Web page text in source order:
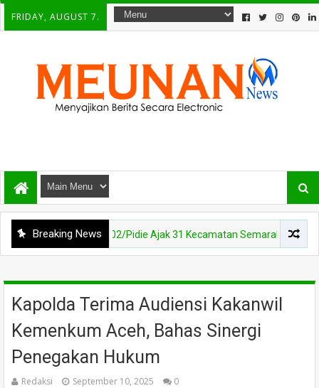
FRIDAY, AUGUST 7.
Breaking News
Kodim 0102/Pidie Ajak 31 Kecamatan Semarakkan HUT RI ke-81
Kapolda Terima Audiensi Kakanwil
Kemenkum Aceh, Bahas Sinergi
Penegakan Hukum
Redaksi September 10, 2025 0